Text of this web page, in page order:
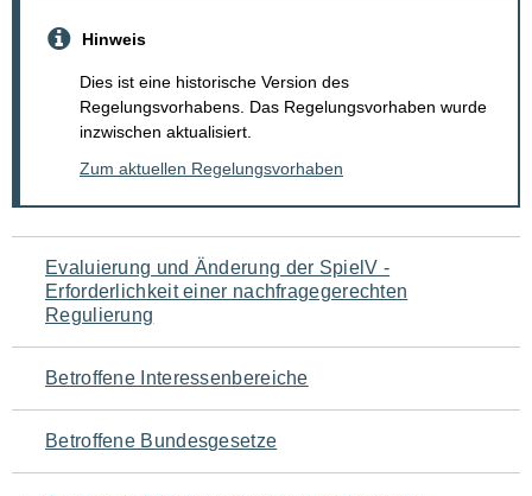
Hinweis
Dies ist eine historische Version des
Regelungsvorhabens. Das Regelungsvorhaben wurde
inzwischen aktualisiert.
Zum aktuellen Regelungsvorhaben
Navigation
für
den
Seiteninhalt
Evaluierung und Änderung der SpielV -
Erforderlichkeit einer nachfragegerechten
Regulierung
Betroffene Interessenbereiche
Betroffene Bundesgesetze